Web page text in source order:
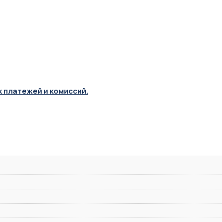
платежей и комиссий.